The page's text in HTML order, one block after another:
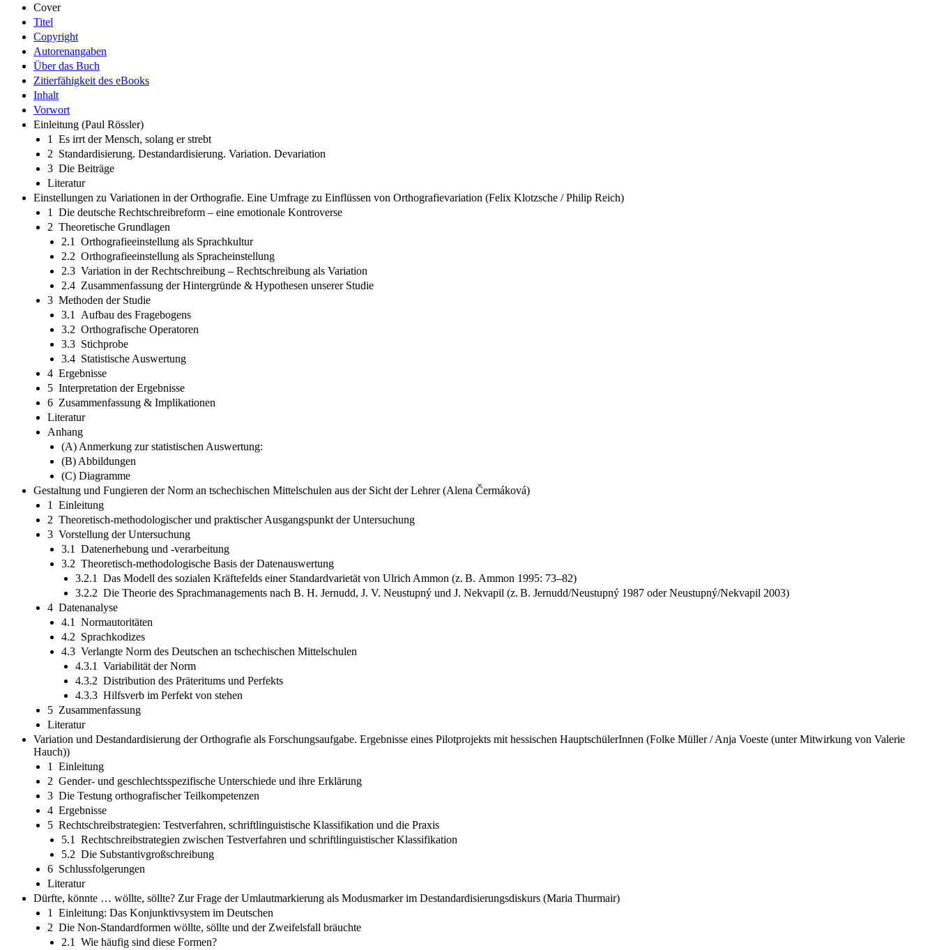
Cover
Titel
Copyright
Autorenangaben
Über das Buch
Zitierfähigkeit des eBooks
Inhalt
Vorwort
Einleitung (Paul Rössler)
1 Es irrt der Mensch, solang er strebt
2 Standardisierung. Destandardisierung. Variation. Devariation
3 Die Beiträge
Literatur
Einstellungen zu Variationen in der Orthografie. Eine Umfrage zu Einflüssen von Orthografievariation (Felix Klotzsche / Philip Reich)
1 Die deutsche Rechtschreibreform – eine emotionale Kontroverse
2 Theoretische Grundlagen
2.1 Orthografieeinstellung als Sprachkultur
2.2 Orthografieeinstellung als Spracheinstellung
2.3 Variation in der Rechtschreibung – Rechtschreibung als Variation
2.4 Zusammenfassung der Hintergründe & Hypothesen unserer Studie
3 Methoden der Studie
3.1 Aufbau des Fragebogens
3.2 Orthografische Operatoren
3.3 Stichprobe
3.4 Statistische Auswertung
4 Ergebnisse
5 Interpretation der Ergebnisse
6 Zusammenfassung & Implikationen
Literatur
Anhang
(A) Anmerkung zur statistischen Auswertung:
(B) Abbildungen
(C) Diagramme
Gestaltung und Fungieren der Norm an tschechischen Mittelschulen aus der Sicht der Lehrer (Alena Čermáková)
1 Einleitung
2 Theoretisch-methodologischer und praktischer Ausgangspunkt der Untersuchung
3 Vorstellung der Untersuchung
3.1 Datenerhebung und -verarbeitung
3.2 Theoretisch-methodologische Basis der Datenauswertung
3.2.1 Das Modell des sozialen Kräftefelds einer Standardvarietät von Ulrich Ammon (z. B. Ammon 1995: 73–82)
3.2.2 Die Theorie des Sprachmanagements nach B. H. Jernudd, J. V. Neustupný und J. Nekvapil (z. B. Jernudd/Neustupný 1987 oder Neustupný/Nekvapil 2003)
4 Datenanalyse
4.1 Normautoritäten
4.2 Sprachkodizes
4.3 Verlangte Norm des Deutschen an tschechischen Mittelschulen
4.3.1 Variabilität der Norm
4.3.2 Distribution des Präteritums und Perfekts
4.3.3 Hilfsverb im Perfekt von stehen
5 Zusammenfassung
Literatur
Variation und Destandardisierung der Orthografie als Forschungsaufgabe. Ergebnisse eines Pilotprojekts mit hessischen HauptschülerInnen (Folke Müller / Anja Voeste (unter Mitwirkung von Valerie
Hauch))
1 Einleitung
2 Gender- und geschlechtsspezifische Unterschiede und ihre Erklärung
3 Die Testung orthografischer Teilkompetenzen
4 Ergebnisse
5 Rechtschreibstrategien: Testverfahren, schriftlinguistische Klassifikation und die Praxis
5.1 Rechtschreibstrategien zwischen Testverfahren und schriftlinguistischer Klassifikation
5.2 Die Substantivgroßschreibung
6 Schlussfolgerungen
Literatur
Dürfte, könnte … wöllte, söllte? Zur Frage der Umlautmarkierung als Modusmarker im Destandardisierungsdiskurs (Maria Thurmair)
1 Einleitung: Das Konjunktivsystem im Deutschen
2 Die Non-Standardformen wöllte, söllte und der Zweifelsfall bräuchte
2.1 Wie häufig sind diese Formen?